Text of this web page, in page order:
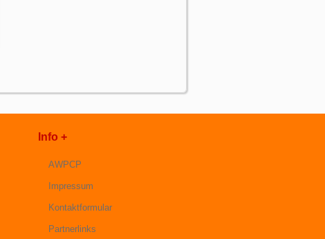
Info +
AWPCP
Impressum
Kontaktformular
Partnerlinks